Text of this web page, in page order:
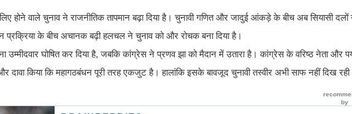
होने वाले चुनाव ने राजनीतिक तापमान बढ़ा दिया है। चुनावी गणित और जादुई आंकड़े के बीच अब सियासी
के बीच अचानक बढ़ी हलचल ने चुनाव को और रोचक बना दिया है।
उम्मीदवार घोषित कर दिया है, जबकि कांग्रेस ने प्रणव झा को मैदान में उतारा है। कांग्रेस के वरिष्ठ नेता और
किया कि महागठबंधन पूरी तरह एकजुट है। हालांकि इसके बावजूद चुनावी तस्वीर अभी साफ नहीं दिख रही